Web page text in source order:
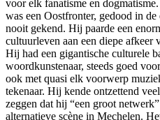
voor elk fanatisme en
was een Oostfronter, gedood in
nooit gekend. Hij paarde een
cultuurleven aan een diepe afkeer
Hij had een gigantische culturele
woordkunstenaar, steeds goed
ook met quasi elk voorwerp
tekenaar. Hij kende ontzettend
zeggen dat hij “een groot
alternatieve scène in Mechelen.